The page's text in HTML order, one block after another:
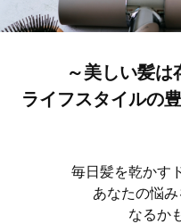
～美しい髪は
ライフスタイルの
毎日髪を乾かす
あなたの悩
なるか